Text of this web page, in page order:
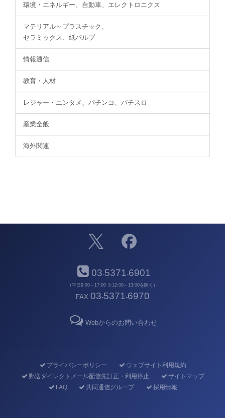
環境・エネルギー、自動車、エレクトロニクス
マテリアル～プラスチック、
セラミックス、紙パルプ
情報通信
教育・人材
レジャー・エンタメ、パチンコ、パチスロ
産業全般
海外関連
03-5371-6901
（平日9:00～17:00 ※12:00～13:00を除く）
FAX 03-5371-6970
Webからのお問い合わせ
プライバシーポリシー
ウェブサイト利用規約
郵送ダイレクトメール配信先訂正・利用停止
サイトマップ
FAQ
共同通信グループ 採用情報